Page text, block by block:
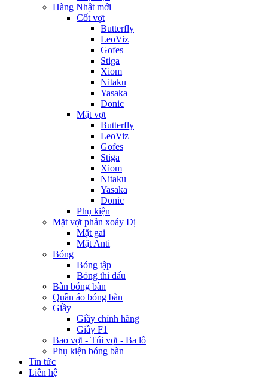
Hàng Nhật mới
Cốt vợt
Butterfly
LeoViz
Gofes
Stiga
Xiom
Nitaku
Yasaka
Donic
Mặt vợt
Butterfly
LeoViz
Gofes
Stiga
Xiom
Nitaku
Yasaka
Donic
Phụ kiện
Mặt vợt phản xoáy Dị
Mặt gai
Mặt Anti
Bóng
Bóng tập
Bóng thi đấu
Bàn bóng bàn
Quần áo bóng bàn
Giầy
Giầy chính hãng
Giầy F1
Bao vợt - Túi vợt - Ba lô
Phụ kiện bóng bàn
Tin tức
Liên hệ